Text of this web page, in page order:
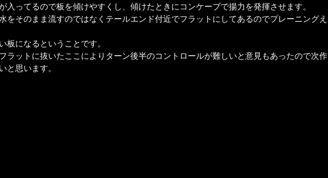
入ってるので板を傾けやすくし、傾けたときにコンケーブで揚力を発揮させます。
をそのまま流すのではなくテールエンド付近でフラットにしてあるのでプレーニングえ
板になるということです。
ラットに抜いたここによりターン後半のコントロールが難しいと意見もあったので次作
と思います。